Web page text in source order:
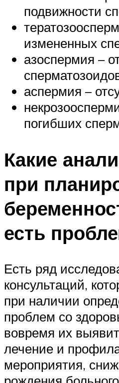
подвижности
измененных
азоспермия –
аспермия –
погибших
Какие
при
есть
Есть ряд
консультаций,
при наличии
проблем со
вовремя их
лечение и
мероприятия,